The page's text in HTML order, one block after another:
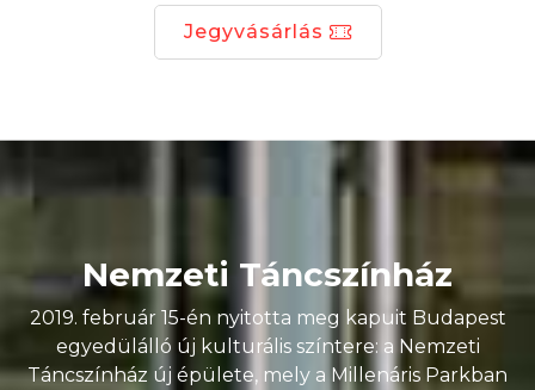
Jegyvásárlás
Nemzeti Táncszínház
2019. február 15-én nyitotta meg kapuit Budapest
egyedülálló új kulturális színtere: a Nemzeti
Táncszínház új épülete, mely a Millenáris Parkban